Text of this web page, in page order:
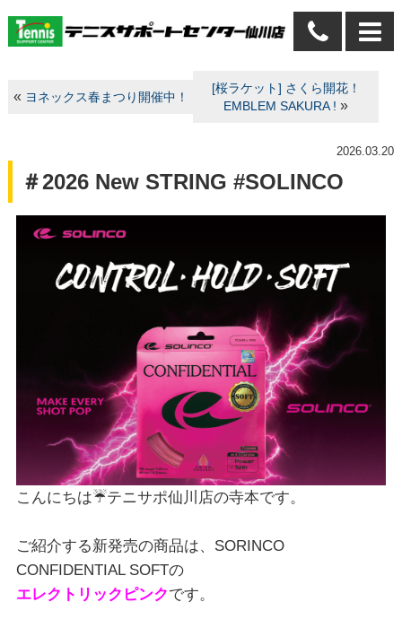
« ヨネックス春まつり開催中！
[桜ラケット] さくら開花！
EMBLEM SAKURA ! »
2026.03.20
＃2026 New STRING #SOLINCO
こんにちは☔テニサポ仙川店の寺本です。
ご紹介する新発売の商品は、SORINCO
CONFIDENTIAL SOFTの
エレクトリックピンクです。